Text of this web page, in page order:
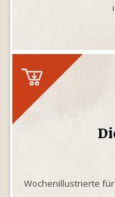
Wochenillustrierte